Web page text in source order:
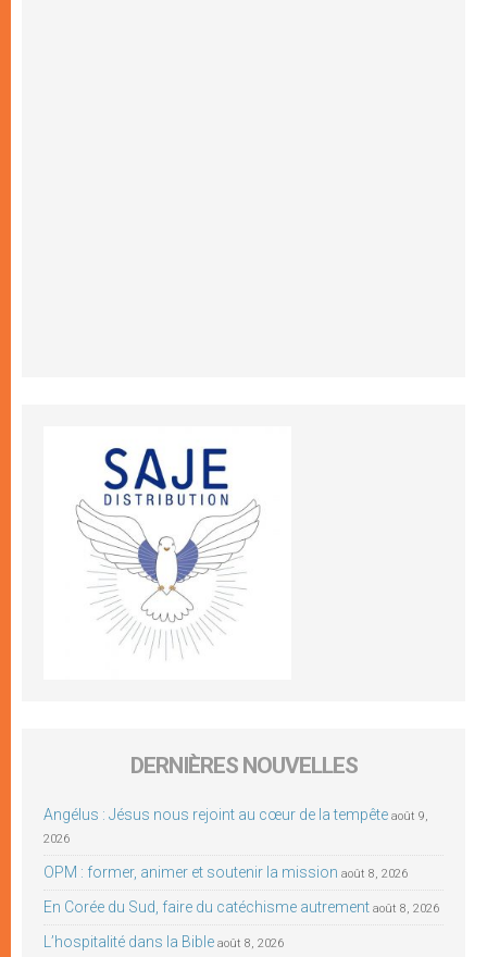
DERNIÈRES NOUVELLES
Angélus : Jésus nous rejoint au cœur de la tempête août 9,
2026
OPM : former, animer et soutenir la mission août 8, 2026
En Corée du Sud, faire du catéchisme autrement août 8, 2026
L’hospitalité dans la Bible août 8, 2026